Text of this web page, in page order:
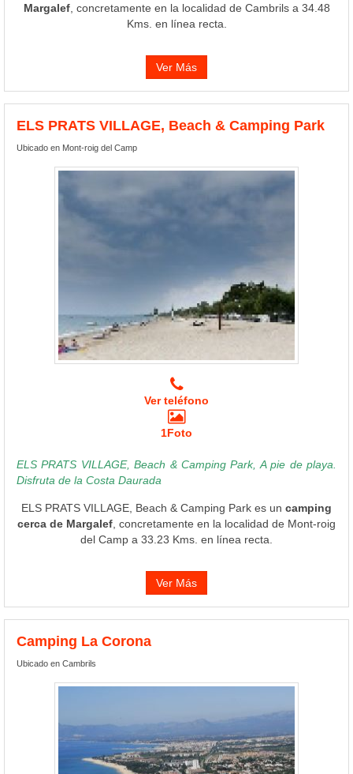
Margalef, concretamente en la localidad de Cambrils a 34.48
Kms. en línea recta.
Ver Más
ELS PRATS VILLAGE, Beach & Camping Park
Ubicado en Mont-roig del Camp
Ver teléfono
1Foto
ELS PRATS VILLAGE, Beach & Camping Park, A pie de playa.
Disfruta de la Costa Daurada
ELS PRATS VILLAGE, Beach & Camping Park es un camping
cerca de Margalef , concretamente en la localidad de Mont-roig
del Camp a 33.23 Kms. en línea recta.
Ver Más
Camping La Corona
Ubicado en Cambrils